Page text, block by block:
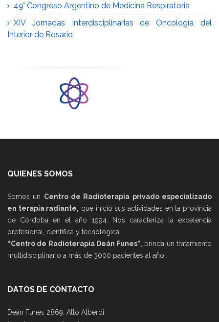
49° Congreso Argentino de Medicina Respiratoria
XIV Jornadas Interdisciplinarias de Oncología del
Interior de Rosario
QUIENES SOMOS
Somos un Centro de Radioterapia privado especializado
en terapia radiante, que inició sus actividades en la provincia
de Córdoba en el año 1994. Nos caracteriza la excelencia
profesional, científica y tecnológica.
“Centro de Radioterapia Deán Funes” , brinda un tratamiento
multidisciplinario a más de 3000 pacientes al año.
DATOS DE CONTACTO
Deán Funes 2869, Alto Alberdi.